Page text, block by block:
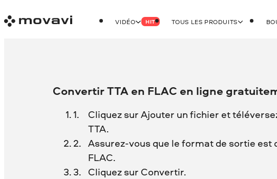
VIDÉO HIT TOUS LES PRODUITS
Convertir TTA en FLAC en ligne
Cliquez sur Ajouter un fichier et
TTA.
Assurez-vous que le format de sortie est
FLAC.
Cliquez sur Convertir.